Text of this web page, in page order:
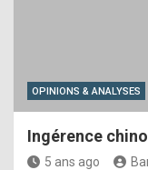
OPINIONS & ANALYSES
Ingérence
5 ans ago